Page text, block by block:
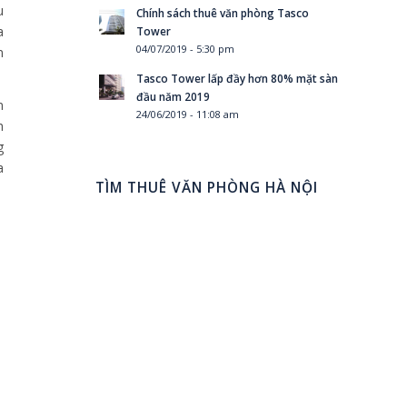
Chính sách thuê văn phòng Tasco
Tower
04/07/2019 - 5:30 pm
Tasco Tower lấp đầy hơn 80% mặt sàn
đầu năm 2019
24/06/2019 - 11:08 am
TÌM THUÊ VĂN PHÒNG HÀ NỘI